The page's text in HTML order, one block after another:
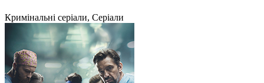
Кримінальні серіали, Серіали